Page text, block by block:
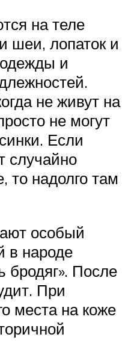
на теле
шеи, лопаток и
и
не живут на
не могут
Если
случайно
то надолго там
особый
в народе
бродяг». После
При
места на коже